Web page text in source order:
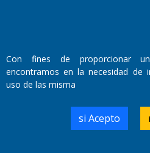
Propietario: El Diario SRL
Director Periodístico:
Walter René Goñi
Domicilio Legal: José Ingenieros 855,
Santa Rosa, La Pampa.
Con fines de proporcionar
encontramos en la necesidad de
uso de las misma
si Acepto